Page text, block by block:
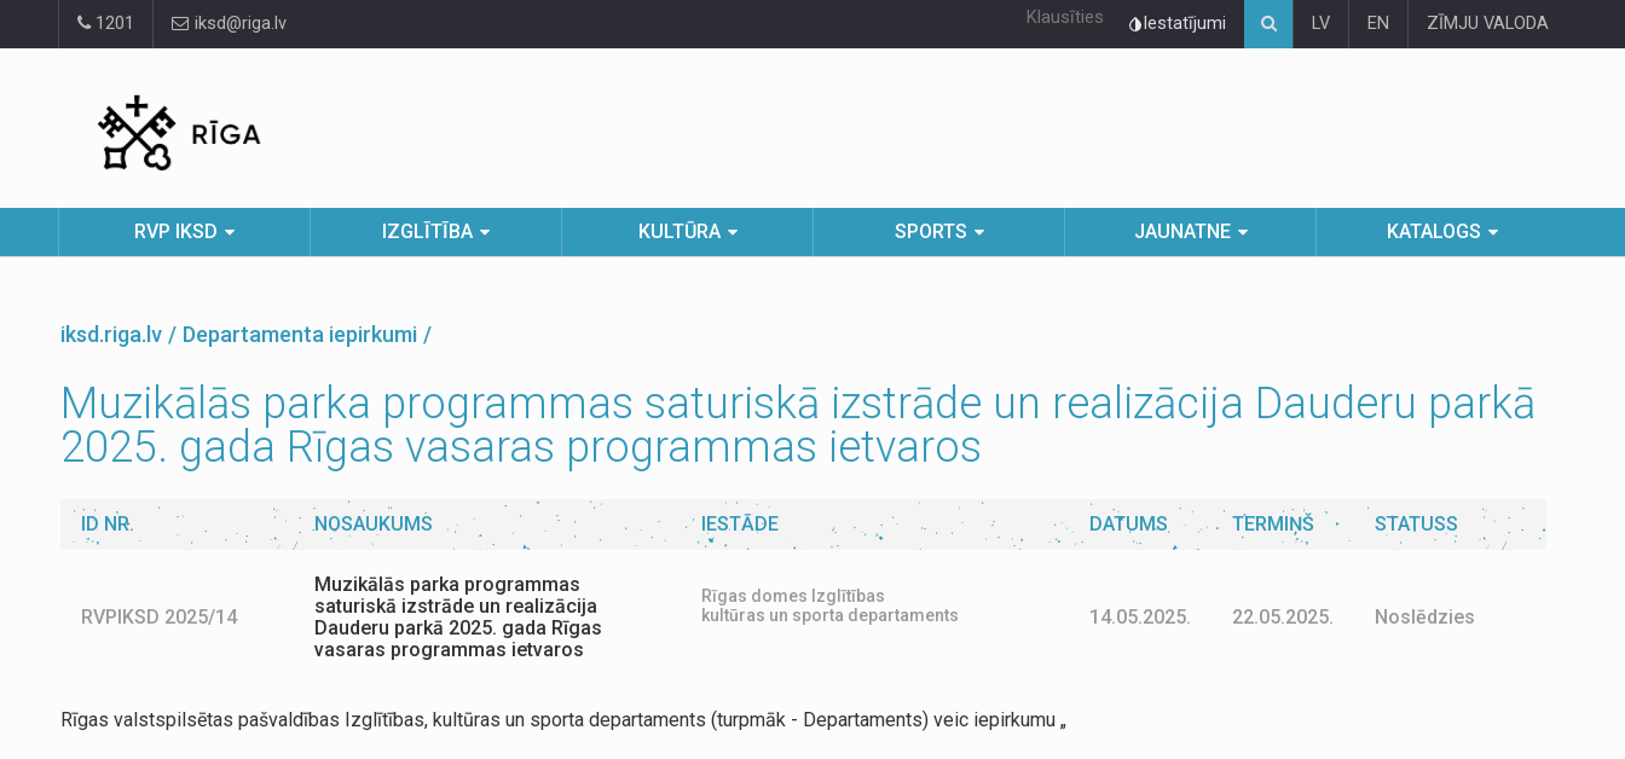
1201 iksd@riga.lv Klausīties Iestatījumi LV EN ZĪMJU VALODA
RVP IKSD IZGLĪTĪBA KULTŪRA SPORTS JAUNATNE KATALOGS
iksd.riga.lv Departamenta iepirkumi
Muzikālās parka programmas saturiskā izstrāde un realizācija Dauderu parkā
2025. gada Rīgas vasaras programmas ietvaros
ID NR. NOSAUKUMS IESTĀDE DATUMS TERMIŅŠ STATUSS
RVPIKSD 2025/14
Muzikālās parka programmas
saturiskā izstrāde un realizācija
Dauderu parkā 2025. gada Rīgas
vasaras programmas ietvaros
Rīgas domes Izglītības
kultūras un sporta departaments
14.05.2025. 22.05.2025. Noslēdzies
Rīgas valstspilsētas pašvaldības Izglītības, kultūras un sporta departaments (turpmāk - Departaments) veic iepirkumu „